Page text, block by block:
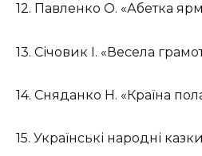
12. Павленко О. «Абетка
13. Січовик І. «Весела
14. Сняданко Н. «Країна
15. Українські народні казки